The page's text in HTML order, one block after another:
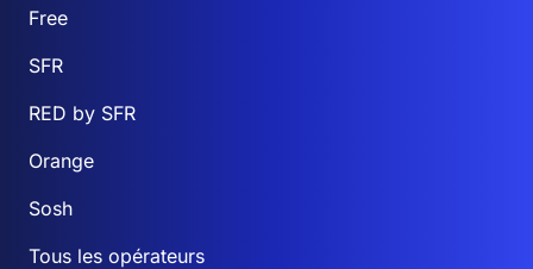
Free
SFR
RED by SFR
Orange
Sosh
Tous les opérateurs